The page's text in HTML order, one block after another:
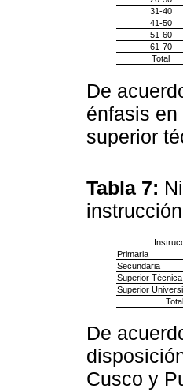
31-40
41-50
51-60
61-70
Total
De
énfasis
superior
Tabla 7:
Primaria
Secundaria
Superior Técnica
Superior
Total
De
Cusco y